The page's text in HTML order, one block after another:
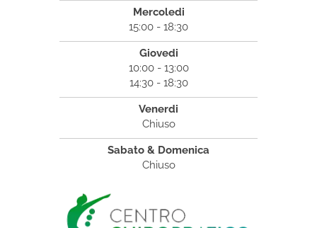
Mercoledi
15:00 - 18:30
Giovedi
10:00 - 13:00
14:30 - 18:30
Venerdi
Chiuso
Sabato & Domenica
Chiuso